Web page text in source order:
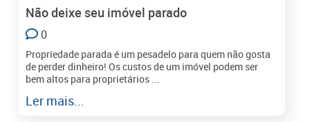
Não deixe seu imóvel parado
0
Propriedade parada é um pesadelo para quem não gosta
de perder dinheiro! Os custos de um imóvel podem ser
bem altos para proprietários ...
Ler mais...